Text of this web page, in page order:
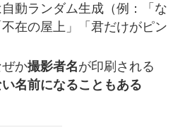
動ランダム生成（例：「な
在の屋上」「君だけがピン
か撮影者名が印刷される
名前になることもある